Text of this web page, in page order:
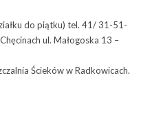
do piątku) tel. 41/ 31-51-
ul. Małogoska 13 –
Ścieków w Radkowicach.